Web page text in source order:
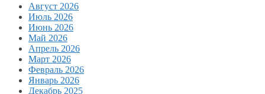
Август 2026
Июль 2026
Июнь 2026
Май 2026
Апрель 2026
Март 2026
Февраль 2026
Январь 2026
Декабрь 2025